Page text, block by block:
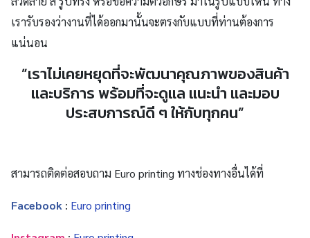
เรารับรองว่างานที่ได้ออกมานั้นจะตรงกับแบบที่ท่านต้องการ
แน่นอน
”เราไม่เคยหยุดที่จะพัฒนาคุณภาพของสินค้า
และบริการ พร้อมที่จะดูแล แนะนำ และมอบ
ประสบการณ์ดี ๆ ให้กับทุกคน”
สามารถติดต่อสอบถาม Euro printing ทางช่องทางอื่นได้ที่
Facebook : Euro printing